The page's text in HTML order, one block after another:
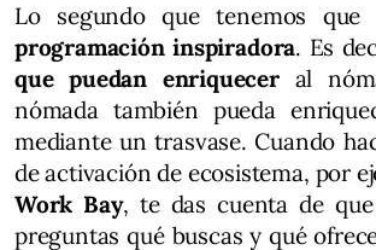
Lo segundo que tenemos
programación inspiradora. Es
que puedan enriqueceral
nómada también pueda
mediante un trasvase. Cuando
de activación de ecosistema, por
Work Bay, te das cuenta de
preguntas qué buscas y qué